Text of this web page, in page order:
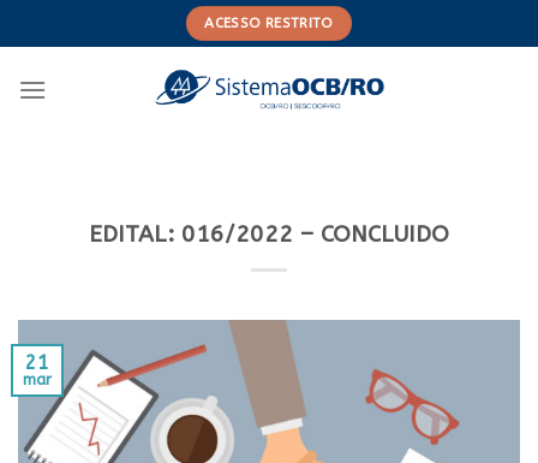
to
ACESSO RESTRITO
EDITAL: 016/2022 – CONCLUIDO
21
mar